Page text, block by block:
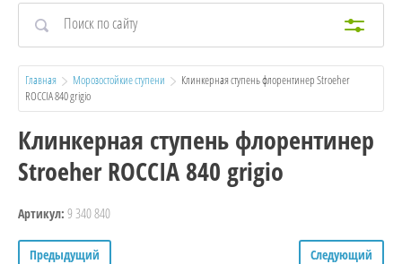
Главная Морозостойкие ступени
  Клинкерная ступень флорентинер Stroeher
ROCCIA 840 grigio
Клинкерная ступень флорентинер
Stroeher ROCCIA 840 grigio
Артикул: 9 340 840
Предыдущий Следующий